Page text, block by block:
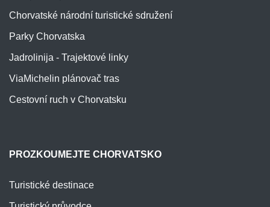
Chorvatské národní turistické sdružení
Parky Chorvatska
Jadrolinija - Trajektové linky
ViaMichelin plánovač tras
Cestovní ruch v Chorvatsku
PROZKOUMEJTE CHORVATSKO
Turistické destinace